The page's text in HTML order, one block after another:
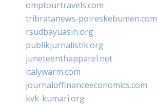
omptourtravels.com
tribratanews-polreskebumen.com
rsudbayuasih.org
publikjurnalistik.org
juneteenthapparel.net
italywarm.com
journaloffinanceeconomics.com
kvk-kumari.org